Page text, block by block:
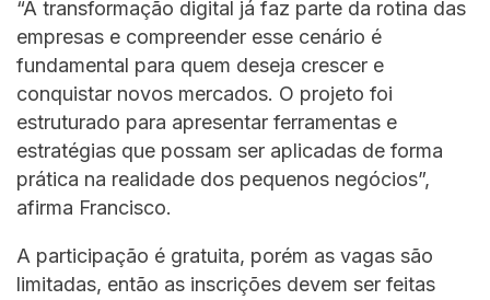
“A transformação digital já faz parte da rotina das
empresas e compreender esse cenário é
fundamental para quem deseja crescer e
conquistar novos mercados. O projeto foi
estruturado para apresentar ferramentas e
estratégias que possam ser aplicadas de forma
prática na realidade dos pequenos negócios”,
afirma Francisco.
A participação é gratuita, porém as vagas são
limitadas, então as inscrições devem ser feitas